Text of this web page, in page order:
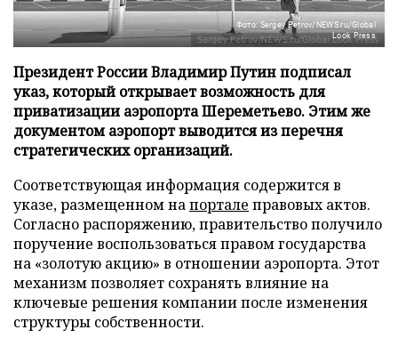
Фото: Sergey Petrov/NEWS.ru/Global
Look Press
Президент России Владимир Путин подписал
указ, который открывает возможность для
приватизации аэропорта Шереметьево. Этим же
документом аэропорт выводится из перечня
стратегических организаций.
Соответствующая информация содержится в
указе, размещенном напортале правовых актов.
Согласно распоряжению, правительство получило
поручение воспользоваться правом государства
на «золотую акцию» в отношении аэропорта. Этот
механизм позволяет сохранять влияние на
ключевые решения компании после изменения
структуры собственности.